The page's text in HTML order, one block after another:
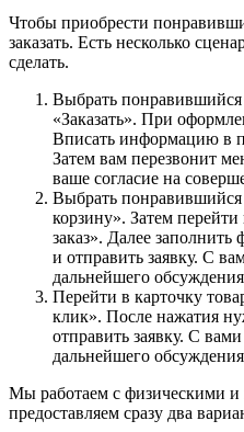
Чтобы приобрести
заказать. Есть несколько
сделать.
Выбрать
«Заказать». При
Вписать информацию в
Затем вам перезвонит
ваше согласие на
Выбрать
корзину». Затем
заказ». Далее
и отправить заявку. С
дальнейшего
Перейти в карточку
клик». После нажатия
отправить заявку. С
дальнейшего
Мы работаем с физическими
предоставляем сразу два